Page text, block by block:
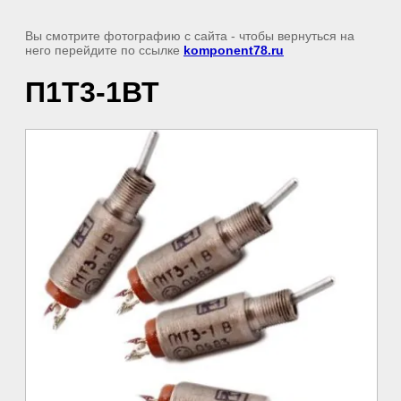
Вы смотрите фотографию с сайта - чтобы вернуться на
него перейдите по ссылке komponent78.ru
П1Т3-1ВТ